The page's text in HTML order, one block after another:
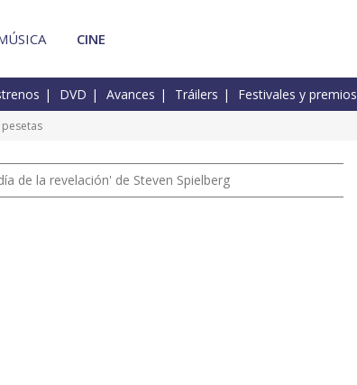
CINE
DVD Avances Tráilers Festivales y premios
de la revelación' de Steven Spielberg